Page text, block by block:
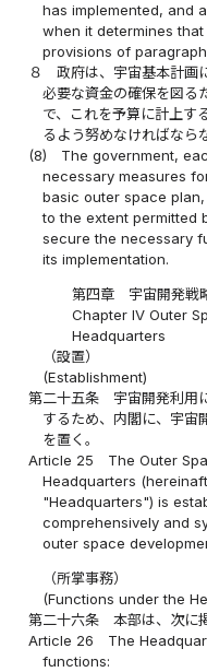
has implemented, and
when it determines
provisions of
８
政府は、宇宙基本計画
必要な資金の確保を図る
で、これを予算に計上す
るよう努めなければなら
(8)
The government,
necessary measures
basic outer space
to the extent permitted
secure the necessary
its implementation.
第四章 宇宙開発戦
Chapter IV Outer
Headquarters
（設置）
(Establishment)
第二十五条
宇宙開発利用
するため、内閣に、宇宙
を置く。
Article 25
The Outer
Headquarters
"Headquarters") is
comprehensively and
outer space
（所掌事務）
(Functions under the
第二十六条
本部は、次に
Article 26
The
functions: